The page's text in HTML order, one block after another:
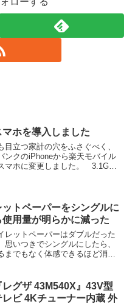
マホを導入しました
目立つ家計の穴をふさぐべく、
ンクのiPhoneから楽天モバイル
マホに変更しました。 3.1GB
ットペーパーをシングルに
使用量が明らかに減った
レットペーパーはダブルだった
思いつきでシングルにしたら、
までもなく体感できるほど消費
余地が残っていたとは意外だ。
レグザ 43M540X』43V型
レビ 4Kチューナー内蔵 外